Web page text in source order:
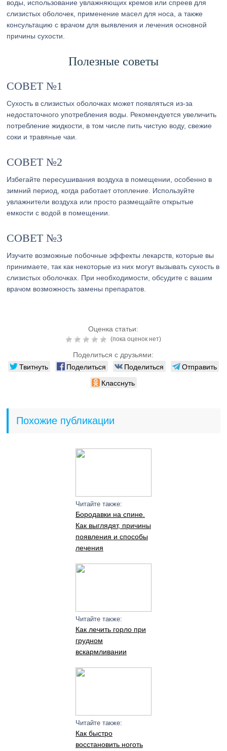
воды, использование увлажняющих кремов или спреев для
слизистых оболочек, применение масел для носа, а также
консультацию с врачом для выявления и лечения основной
причины сухости.
Полезные советы
СОВЕТ №1
Сухость в слизистых оболочках может появляться из-за
недостаточного употребления воды. Рекомендуется увеличить
потребление жидкости, в том числе пить чистую воду, свежие
соки и травяные чаи.
СОВЕТ №2
Избегайте пересушивания воздуха в помещении, особенно в
зимний период, когда работает отопление. Используйте
увлажнители воздуха или просто размещайте открытые
емкости с водой в помещении.
СОВЕТ №3
Изучите возможные побочные эффекты лекарств, которые вы
принимаете, так как некоторые из них могут вызывать сухость в
слизистых оболочках. При необходимости, обсудите с вашим
врачом возможность замены препаратов.
Оценка статьи:
(пока оценок нет)
Поделиться с друзьями:
Твитнуть Поделиться Поделиться
Отправить
Класснуть
Похожие публикации
Читайте также:
Бородавки на спине.
Как выглядят, причины
появления и способы
лечения
Читайте также:
Как лечить горло при
грудном
вскармливании
Читайте также:
Как быстро
восстановить ноготь